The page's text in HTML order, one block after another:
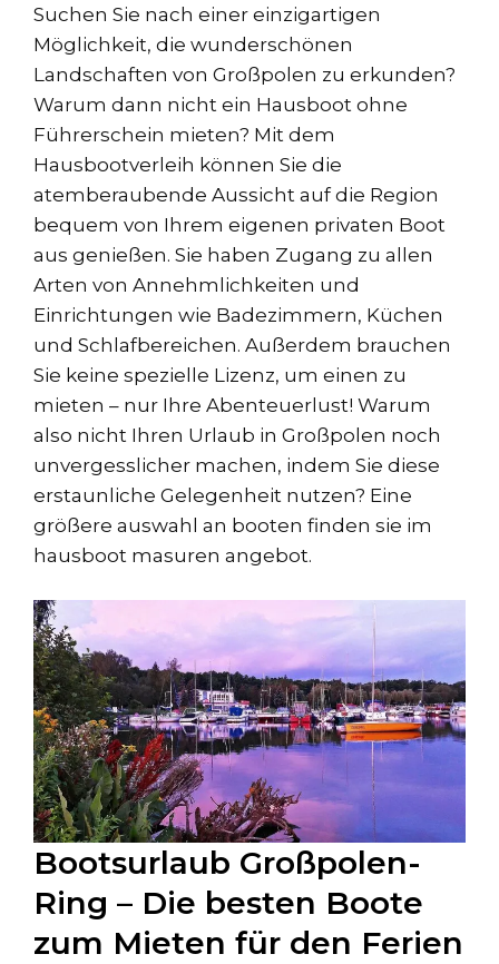
Suchen Sie nach einer einzigartigen
Möglichkeit, die wunderschönen
Landschaften von Großpolen zu erkunden?
Warum dann nicht ein Hausboot ohne
Führerschein mieten? Mit dem
Hausbootverleih können Sie die
atemberaubende Aussicht auf die Region
bequem von Ihrem eigenen privaten Boot
aus genießen. Sie haben Zugang zu allen
Arten von Annehmlichkeiten und
Einrichtungen wie Badezimmern, Küchen
und Schlafbereichen. Außerdem brauchen
Sie keine spezielle Lizenz, um einen zu
mieten – nur Ihre Abenteuerlust! Warum
also nicht Ihren Urlaub in Großpolen noch
unvergesslicher machen, indem Sie diese
erstaunliche Gelegenheit nutzen? Eine
größere auswahl an booten finden sie im
hausboot masuren angebot.
Bootsurlaub Großpolen-
Ring – Die besten Boote
zum Mieten für den Ferien